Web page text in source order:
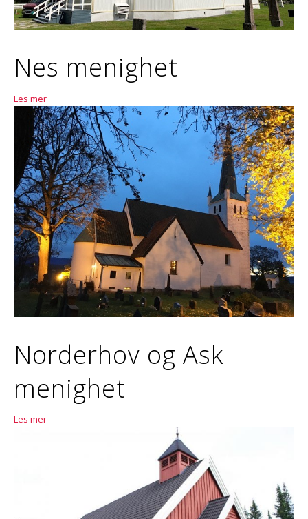
Nes menighet
Les mer
Norderhov og Ask
menighet
Les mer